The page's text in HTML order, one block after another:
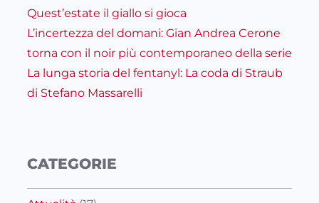
Quest’estate il giallo si gioca
L’incertezza del domani: Gian Andrea Cerone
torna con il noir più contemporaneo della serie
La lunga storia del fentanyl: La coda di Straub
di Stefano Massarelli
CATEGORIE